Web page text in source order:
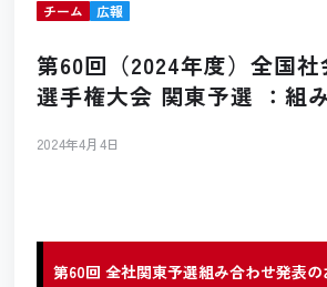
チーム 広報
第60回（2024年度）全国
選手権大会 関東予選 ：組
2024年4月4日
第60回 全社関東予選組み合わせ発表の